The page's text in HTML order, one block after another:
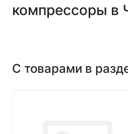
компрессоры в
С товарами в